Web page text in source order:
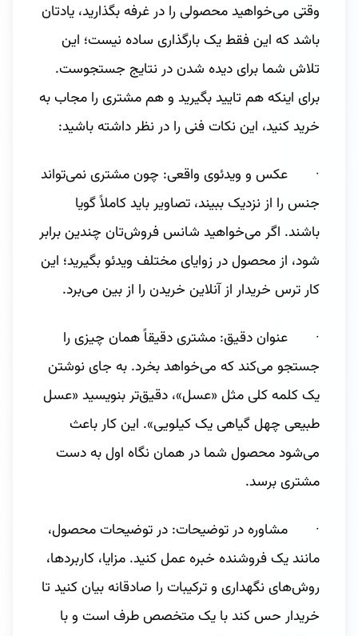
وقتی می‌خواهید محصولی را در غرفه بگذارید، یادتان
باشد که این فقط یک بارگذاری ساده نیست؛ این
تلاش شما برای دیده شدن در نتایج جستجوست.
برای اینکه هم تایید بگیرید و هم مشتری را مجاب به
خرید کنید، این نکات فنی را در نظر داشته باشید:
· عکس و ویدئوی واقعی: چون مشتری نمی‌تواند
جنس را از نزدیک ببیند، تصاویر باید کاملاً گویا
باشند. اگر می‌خواهید شانس فروش‌تان چندین برابر
شود، از محصول در زوایای مختلف ویدئو بگیرید؛ این
کار ترس خریدار از آنلاین خریدن را از بین می‌برد.
· عنوان دقیق: مشتری دقیقاً همان چیزی را
جستجو می‌کند که می‌خواهد بخرد. به جای نوشتن
یک کلمه کلی مثل «عسل»، دقیق‌تر بنویسید «عسل
طبیعی چهل گیاهی یک کیلویی». این کار باعث
می‌شود محصول شما در همان نگاه اول به دست
مشتری برسد.
· مشاوره در توضیحات: در توضیحات محصول،
مانند یک فروشنده خبره عمل کنید. مزایا، کاربردها،
روش‌های نگهداری و ترکیبات را صادقانه بیان کنید تا
خریدار حس کند با یک متخصص طرف است و با